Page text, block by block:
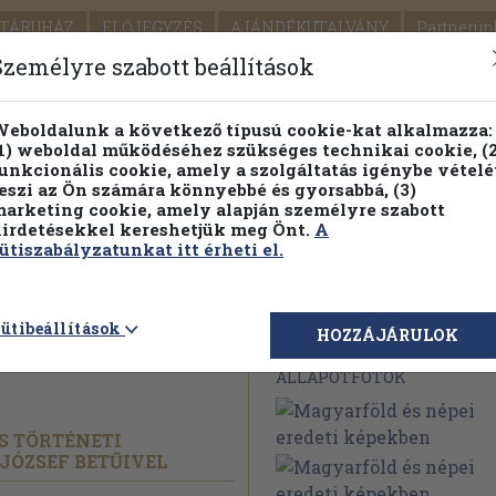
ELŐJEGYZÉS AJÁNDÉKUTALVÁNY
SEGÍTSÉG
PILLANATNYI ÁRAINK FENNTARTHATÓ
Részletes kereső Témaköri fa
eredeti
TÖRTÉNETI
BETŰIVEL
Megvásárolható
ÁLLAPOTFOTÓK
szabott beállítások
a következő típusú cookie-kat alkalmazza:
weboldal működéséhez szükséges technikai cookie,
cookie, amely a szolgáltatás igénybe
az Ön számára könnyebbé és gyorsabbá, (3)
cookie, amely alapján személyre szabott
kereshetjük meg Önt. A
itt érheti el.
HOZZÁJÁRULOK